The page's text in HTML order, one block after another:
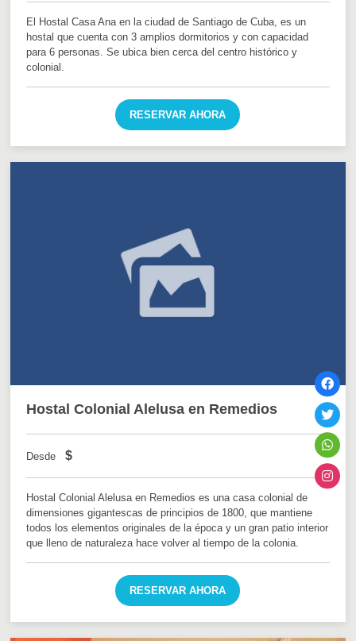
El Hostal Casa Ana en la ciudad de Santiago de Cuba, es un
hostal que cuenta con 3 amplios dormitorios y con capacidad
para 6 personas. Se ubica bien cerca del centro histórico y
colonial.
RESERVAR AHORA
Hostal Colonial Alelusa en Remedios
Desde $
Hostal Colonial Alelusa en Remedios es una casa colonial de
dimensiones gigantescas de principios de 1800, que mantiene
todos los elementos originales de la época y un gran patio interior
que lleno de naturaleza hace volver al tiempo de la colonia.
RESERVAR AHORA